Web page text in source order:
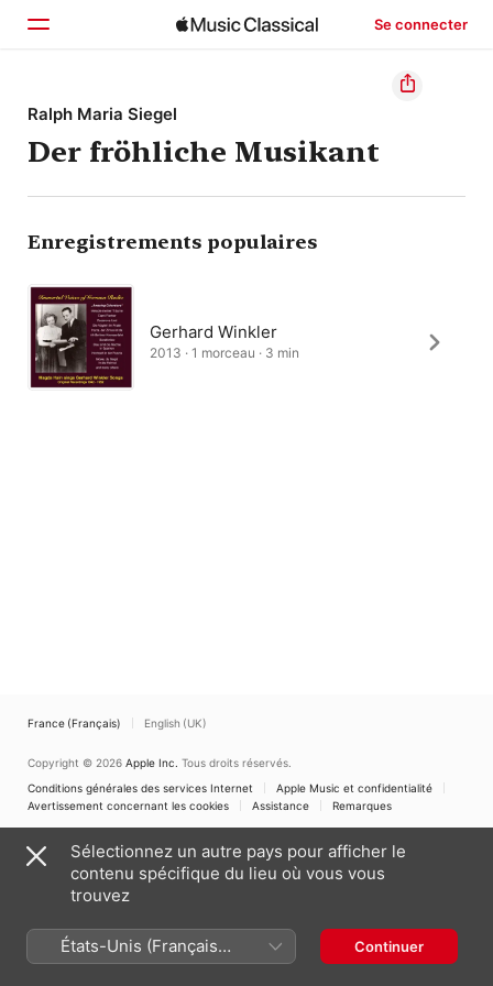
Se connecter
Accueil
Parcourir
Rechercher
Ralph Maria Siegel
Der fröhliche Musikant
Enregistrements populaires
Gerhard Winkler
2013 · 1 morceau · 3 min
France (Français) English (UK)
Copyright © 2026 Apple Inc. Tous droits réservés.
Conditions générales des services Internet
Apple Music et confidentialité
Avertissement concernant les cookies
Assistance Remarques
Sélectionnez un autre pays pour afficher le
contenu spécifique du lieu où vous vous
trouvez
États-Unis (Français
France)
Continuer